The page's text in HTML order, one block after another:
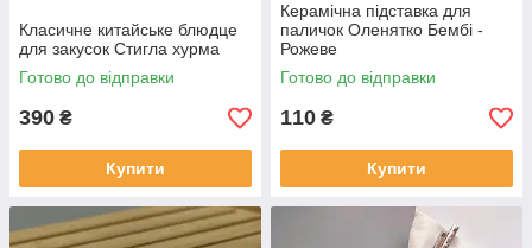
Класичне китайське блюдце
для закусок Стигла хурма
Готово до відправки
390 ₴
Купити
Керамічна підставка для
паличок Оленятко Бембі -
Рожеве
Готово до відправки
110 ₴
Купити